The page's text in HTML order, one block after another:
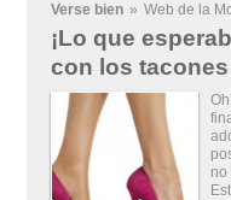
Verse bien » Web de la
¡Lo que
con los tacones
no